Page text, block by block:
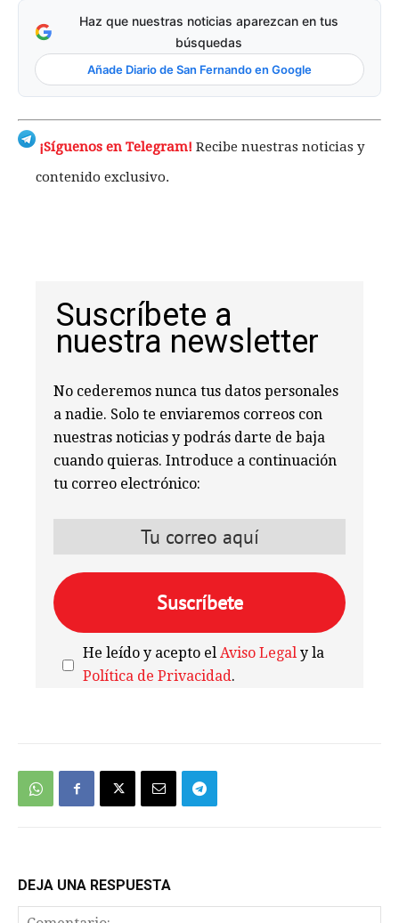
Haz que nuestras noticias aparezcan en tus
búsquedas
Añade Diario de San Fernando en Google
¡Síguenos en Telegram! Recibe nuestras noticias y
contenido exclusivo.
Suscríbete a
nuestra newsletter
No cederemos nunca tus datos personales
a nadie. Solo te enviaremos correos con
nuestras noticias y podrás darte de baja
cuando quieras. Introduce a continuación
tu correo electrónico:
He leído y acepto elAviso Legal y la
Política de Privacidad.
DEJA UNA RESPUESTA